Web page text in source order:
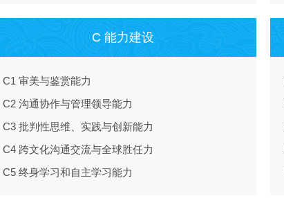
C 能力建设
C1 审美与鉴赏能力
C2 沟通协作与管理领导能力
C3 批判性思维、实践与创新能力
C4 跨文化沟通交流与全球胜任力
C5 终身学习和自主学习能力